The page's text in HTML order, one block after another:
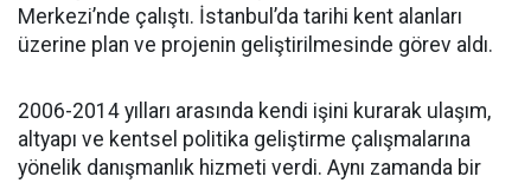
Merkezi’nde çalıştı. İstanbul’da tarihi kent alanları
üzerine plan ve projenin geliştirilmesinde görev aldı.
2006-2014 yılları arasında kendi işini kurarak ulaşım,
altyapı ve kentsel politika geliştirme çalışmalarına
yönelik danışmanlık hizmeti verdi. Aynı zamanda bir